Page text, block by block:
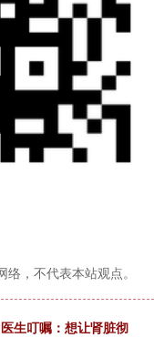
，不代表本站观点。
生叮嘱：想让肾脏彻